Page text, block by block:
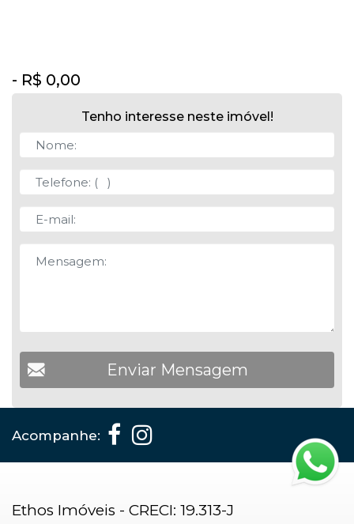
- R$ 0,00
Tenho interesse neste imóvel!
Acompanhe:
Ethos Imóveis - CRECI: 19.313-J